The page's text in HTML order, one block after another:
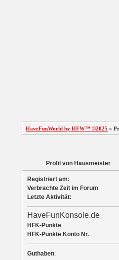
HaveFunWorld by HFW™ ©2025 »
Profil von Hausmeister
Registriert am:
Verbrachte Zeit im Forum
Letzte Aktivität:
HaveFunKonsole.de
HFK-Punkte:
HFK-Punkte Konto Nr.
Guthaben: